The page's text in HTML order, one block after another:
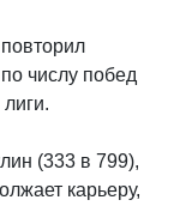
числу побед
(333 в 799),
карьеру,